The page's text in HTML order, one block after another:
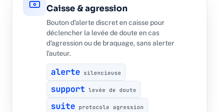
Caisse & agression
Bouton d'alerte discret en caisse pour
déclencher la levée de doute en cas
d'agression ou de braquage, sans alerter
l'auteur.
alerte silencieuse
support levée de doute
suite protocole agression